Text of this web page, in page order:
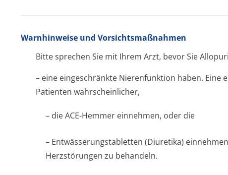
Warnhinweise und Vorsichtsmaßnahmen
Bitte sprechen Sie mit Ihrem Arzt, bevor Sie
– eine eingeschränkte Nierenfunktion haben. Eine
Patienten wahrscheinlicher,
– die ACE-Hemmer einnehmen, oder die
– Entwässerungsta­bletten (Diuretika)
Herzstörungen zu behandeln.